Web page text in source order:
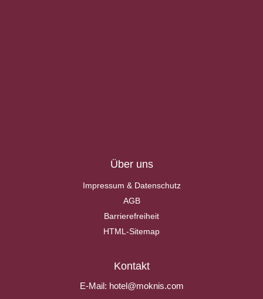
Über uns
Impressum & Datenschutz
AGB
Barrierefreiheit
HTML-Sitemap
Kontakt
E-Mail: hotel@moknis.com